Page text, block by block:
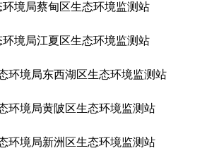
环境局蔡甸区生态环境监测站
环境局江夏区生态环境监测站
环境局东西湖区生态环境监测站
环境局黄陂区生态环境监测站
环境局新洲区生态环境监测站